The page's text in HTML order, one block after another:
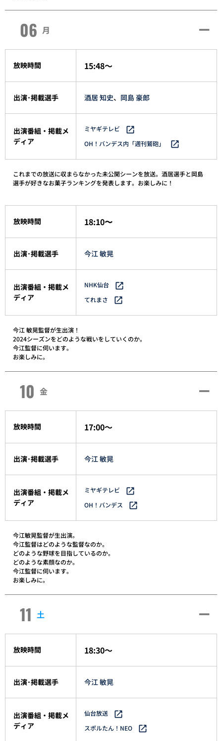
06 月
放映時間 15:48～
出演･掲載選手 酒居 知史、 岡島 豪郎
出演番組・掲載メ
ディア
ミヤギテレビ
OH！バンデス内「週刊鷲砲」
これまでの放送に収まらなかった未公開シーンを放送。酒居選手と岡島
選手が好きなお菓子ランキングを発表します。お楽しみに！
放映時間 18:10〜
出演･掲載選手 今江 敏晃
出演番組・掲載メ
ディア
NHK仙台
てれまさ
今江 敏晃監督が生出演！
2024シーズンをどのような戦いをしていくのか。
今江監督に伺います。
お楽しみに。
10 金
放映時間 17:00～
出演･掲載選手 今江 敏晃
出演番組・掲載メ
ディア
ミヤギテレビ
OH！バンデス
今江敏晃監督が生出演。
今江監督はどのような監督なのか。
どのような野球を目指しているのか。
どのような素顔なのか。
今江監督に伺います。
お楽しみに。
11 土
放映時間 18:30～
出演･掲載選手 今江 敏晃
出演番組・掲載メ
ディア
仙台放送
スポルたん！NEO